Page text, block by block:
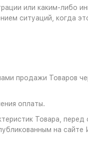
или каким-либо
ситуаций, когда
продажи Товаров
оплаты.
Товара,
на сайте